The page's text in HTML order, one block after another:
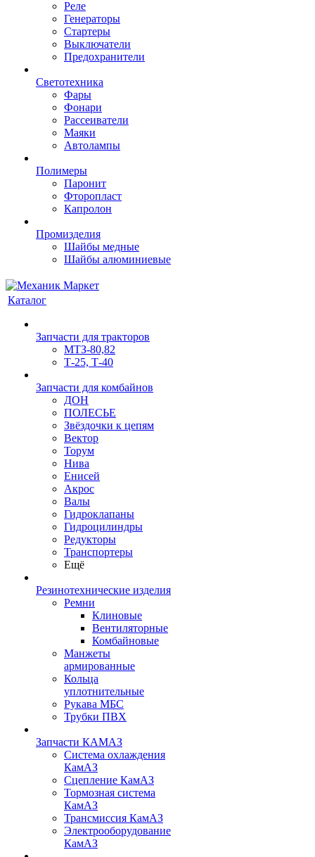
Реле
Генераторы
Стартеры
Выключатели
Предохранители
Светотехника
Фары
Фонари
Рассеиватели
Маяки
Автолампы
Полимеры
Паронит
Фторопласт
Капролон
Промизделия
Шайбы медные
Шайбы алюминиевые
Каталог
Запчасти для тракторов
МТЗ-80,82
Т-25, Т-40
Запчасти для комбайнов
ДОН
ПОЛЕСЬЕ
Звёздочки к цепям
Вектор
Торум
Нива
Енисей
Акрос
Валы
Гидроклапаны
Гидроцилиндры
Редукторы
Транспортеры
Ещё
Резинотехнические изделия
Ремни
Клиновые
Вентиляторные
Комбайновые
Манжеты
армированные
Кольца
уплотнительные
Рукава МБС
Трубки ПВХ
Запчасти КАМАЗ
Система охлаждения
КамАЗ
Сцепление КамАЗ
Тормозная система
КамАЗ
Трансмиссия КамАЗ
Электрооборудование
КамАЗ